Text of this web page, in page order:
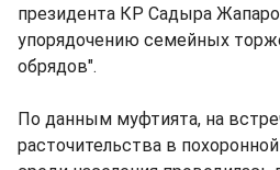
президента КР Садыра
упорядочению семейных
обрядов".
По данным муфтията, на
расточительства в